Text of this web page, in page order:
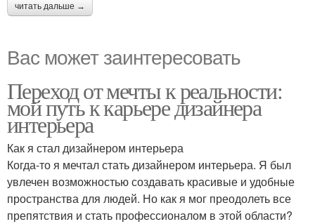
читать дальше →
Вас может заинтересовать
Переход от мечты к реальности:
мой путь к карьере дизайнера
интерьера
Как я стал дизайнером интерьера
Когда-то я мечтал стать дизайнером интерьера. Я был
увлечен возможностью создавать красивые и удобные
пространства для людей. Но как я мог преодолеть все
препятствия и стать профессионалом в этой области?